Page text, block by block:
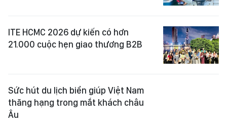
ITE HCMC 2026 dự kiến có hơn
21.000 cuộc hẹn giao thương B2B
Sức hút du lịch biển giúp Việt Nam
thăng hạng trong mắt khách châu
Âu